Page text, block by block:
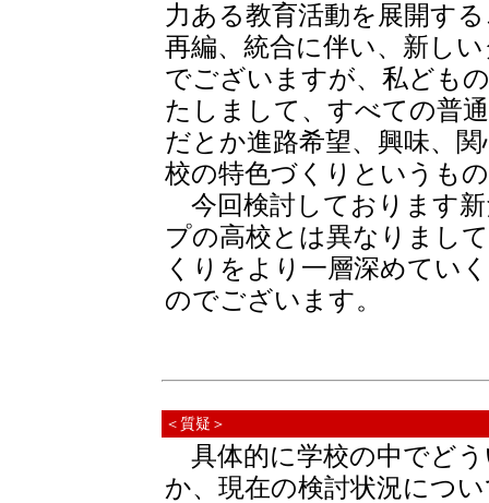
力ある教育活動を展開す
再編、統合に伴い、新し
でございますが、私ども
たしまして、すべての普
だとか進路希望、興味、
校の特色づくりというも
今回検討しております
プの高校とは異なりまし
くりをより一層深めてい
のでございます。
＜質疑＞
具体的に学校の中でど
か、現在の検討状況につ